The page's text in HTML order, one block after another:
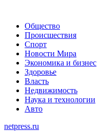
Общество
Происшествия
Спорт
Новости Мира
Экономика и бизнес
Здоровье
Власть
Недвижимость
Наука и технологии
Авто
netpress.ru